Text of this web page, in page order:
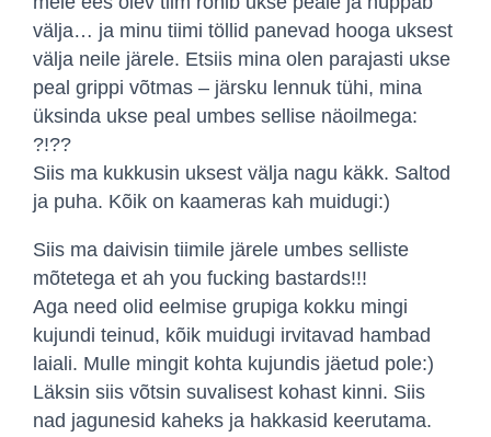
välja… ja minu tiimi töllid panevad hooga uksest
välja neile järele. Etsiis mina olen parajasti ukse
peal grippi võtmas – järsku lennuk tühi, mina
üksinda ukse peal umbes sellise näoilmega:
?!??
Siis ma kukkusin uksest välja nagu käkk. Saltod
ja puha. Kõik on kaameras kah muidugi:)
Siis ma daivisin tiimile järele umbes selliste
mõtetega et ah you fucking bastards!!!
Aga need olid eelmise grupiga kokku mingi
kujundi teinud, kõik muidugi irvitavad hambad
laiali. Mulle mingit kohta kujundis jäetud pole:)
Läksin siis võtsin suvalisest kohast kinni. Siis
nad jagunesid kaheks ja hakkasid keerutama.